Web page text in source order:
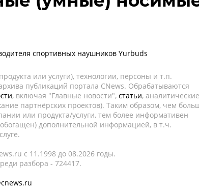
спортивных наушников Yurbuds
или услуги), технологии, персоны и т.п.
публикаций портала CNews. Обрабатываются
, включая "Главные новости", статьи, аналитические
партнёрских проектов). Таким образом, чем
или продукта/услуги, тем более информативен
дополнительной информацией, в т.ч.
c 11.1998 до 08.2026 годы.
разбора - 724417.